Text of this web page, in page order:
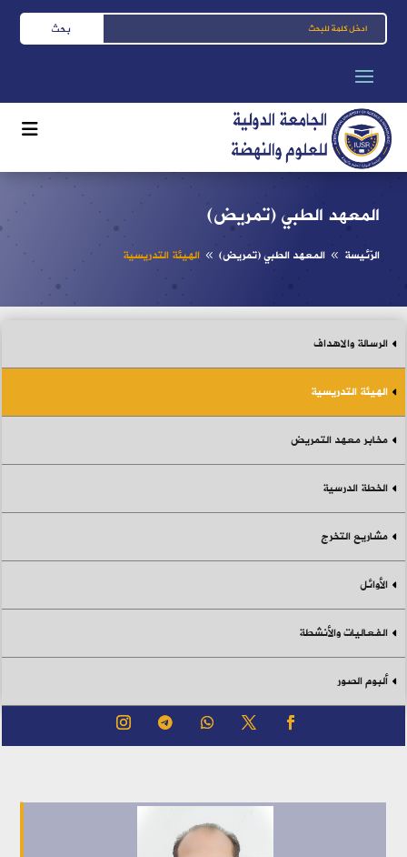
المعهد الطبي (تمريض)
الرّئيسة 8 المعهد الطبي (تمريض) 8 الهيئة التدريسية
الرسالة والاهداف
الهيئة التدريسية
مخابر معهد التمريض
الخطة الدرسية
مشاريع التخرج
الأوائل
الفعاليات والأنشطة
ألبوم الصور